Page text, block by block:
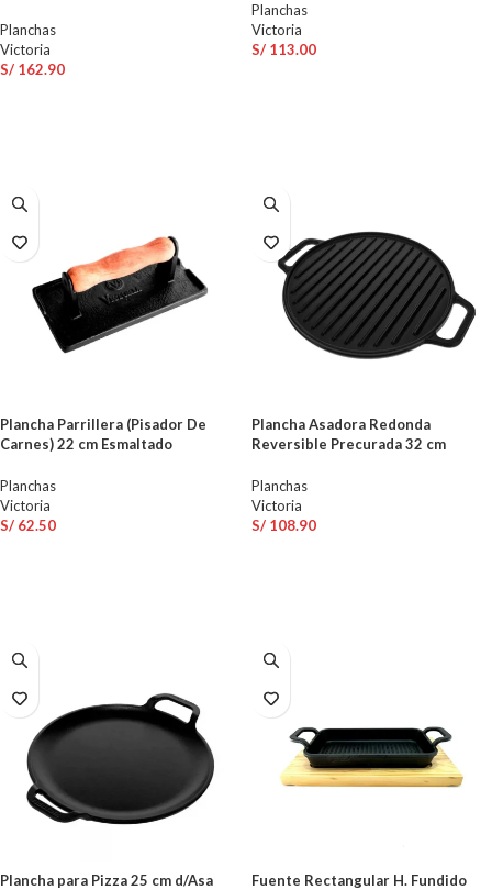
Planchas
Victoria
S/ 162.90
Planchas
Victoria
S/ 113.00
Plancha Parrillera (Pisador De
Carnes) 22 cm Esmaltado
Planchas
Victoria
S/ 62.50
Plancha Asadora Redonda
Reversible Precurada 32 cm
Planchas
Victoria
S/ 108.90
Plancha para Pizza 25 cm d/Asa
Fuente Rectangular H. Fundido